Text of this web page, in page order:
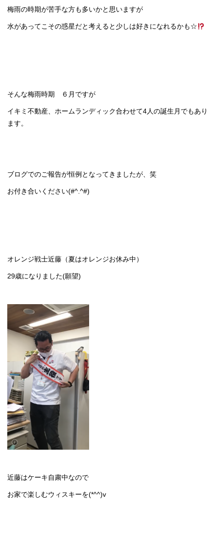
梅雨の時期が苦手な方も多いかと思いますが
水があってこその惑星だと考えると少しは好きになれるかも☆
そんな梅雨時期 ６月ですが
イキミ不動産、ホームランディック合わせて4人の誕生月でもあり
ます。
ブログでのご報告が恒例となってきましたが、笑
お付き合いください(#^.^#)
オレンジ戦士近藤（夏はオレンジお休み中）
29歳になりました(願望)
近藤はケーキ自粛中なので
お家で楽しむウィスキーを(*^^)v